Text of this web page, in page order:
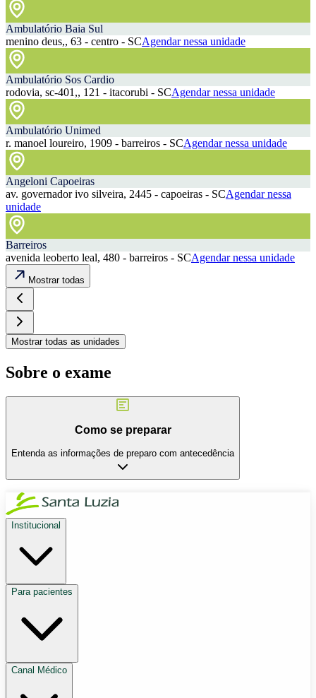
Ambulatório Baia Sul
menino deus,, 63 - centro - SCAgendar nessa unidade
Ambulatório Sos Cardio
rodovia, sc-401,, 121 - itacorubi - SCAgendar nessa unidade
Ambulatório Unimed
r. manoel loureiro, 1909 - barreiros - SCAgendar nessa unidade
Angeloni Capoeiras
av. governador ivo silveira, 2445 - capoeiras - SCAgendar nessa
unidade
Barreiros
avenida leoberto leal, 480 - barreiros - SCAgendar nessa unidade
Mostrar todas
Mostrar todas as unidades
Sobre o exame
Como se preparar
Entenda as informações de preparo com antecedência
Institucional
Para pacientes
Canal Médico